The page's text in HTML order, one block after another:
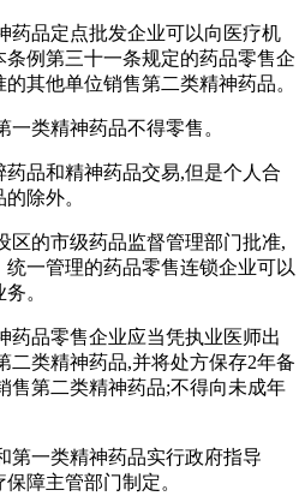
药品定点批发企业可以向医疗机
例第三十一条规定的药品零售企
其他单位销售第二类精神药品。
类精神药品不得零售。
品和精神药品交易,但是个人合
除外。
区的市级药品监督管理部门批准,
一管理的药品零售连锁企业可以
。
药品零售企业应当凭执业医师出
二类精神药品,并将处方保存2年备
售第二类精神药品;不得向未成年
第一类精神药品实行政府指导
障主管部门制定。